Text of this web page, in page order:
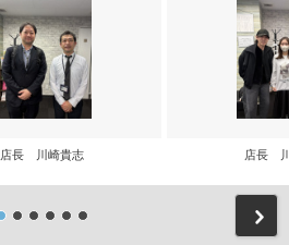
店長 川崎貴志 店長